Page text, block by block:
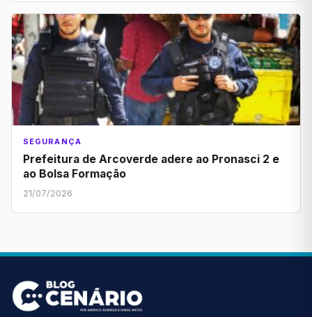
SEGURANÇA
Prefeitura de Arcoverde adere ao Pronasci 2 e
ao Bolsa Formação
21/07/2026